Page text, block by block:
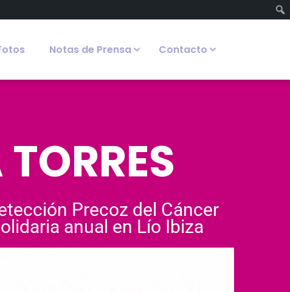
Notas de Prensa Contacto
Precoz del Cáncer
anual en Lío Ibiza